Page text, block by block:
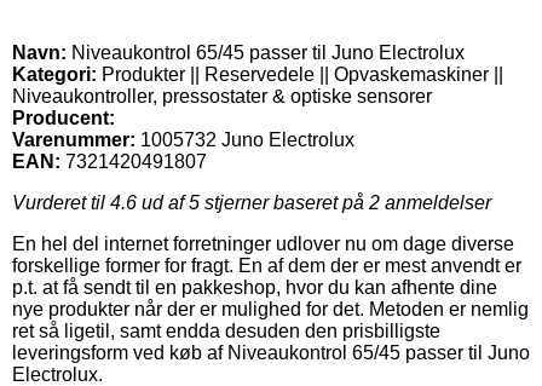
Navn: Niveaukontrol 65/45 passer til Juno Electrolux
Kategori: Produkter || Reservedele || Opvaskemaskiner ||
Niveaukontroller, pressostater & optiske sensorer
Producent:
Varenummer: 1005732 Juno Electrolux
EAN: 7321420491807
Vurderet til 4.6 ud af 5 stjerner baseret på 2 anmeldelser
En hel del internet forretninger udlover nu om dage diverse
forskellige former for fragt. En af dem der er mest anvendt er
p.t. at få sendt til en pakkeshop, hvor du kan afhente dine
nye produkter når der er mulighed for det. Metoden er nemlig
ret så ligetil, samt endda desuden den prisbilligste
leveringsform ved køb af Niveaukontrol 65/45 passer til Juno
Electrolux.